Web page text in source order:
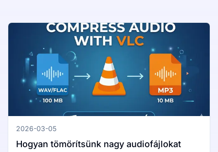
2026-03-05
Hogyan tömörítsünk nagy audiofájlokat